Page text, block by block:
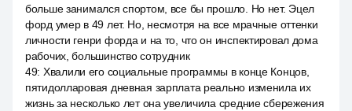
больше занимался спортом, все бы прошло. Но нет. Эцел
форд умер в 49 лет. Но, несмотря на все мрачные оттенки
личности генри форда и на то, что он инспектировал дома
рабочих, большинство сотрудник
49: Хвалили его социальные программы в конце Концов,
пятидолларовая дневная зарплата реально изменила их
жизнь за несколько лет она увеличила средние сбережения